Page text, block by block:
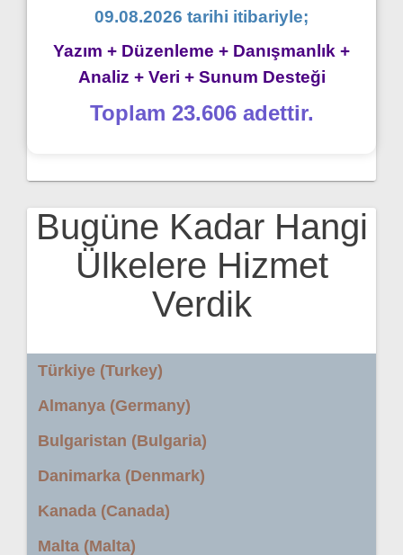
09.08.2026 tarihi itibariyle;
Yazım + Düzenleme + Danışmanlık +
Analiz + Veri + Sunum Desteği
Toplam 23.606 adettir.
Bugüne Kadar Hangi
Ülkelere Hizmet
Verdik
Türkiye (Turkey)
Almanya (Germany)
Bulgaristan (Bulgaria)
Danimarka (Denmark)
Kanada (Canada)
Malta (Malta)